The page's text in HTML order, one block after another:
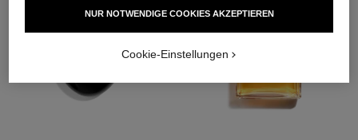
NUR NOTWENDIGE COOKIES AKZEPTIEREN
Cookie-Einstellungen